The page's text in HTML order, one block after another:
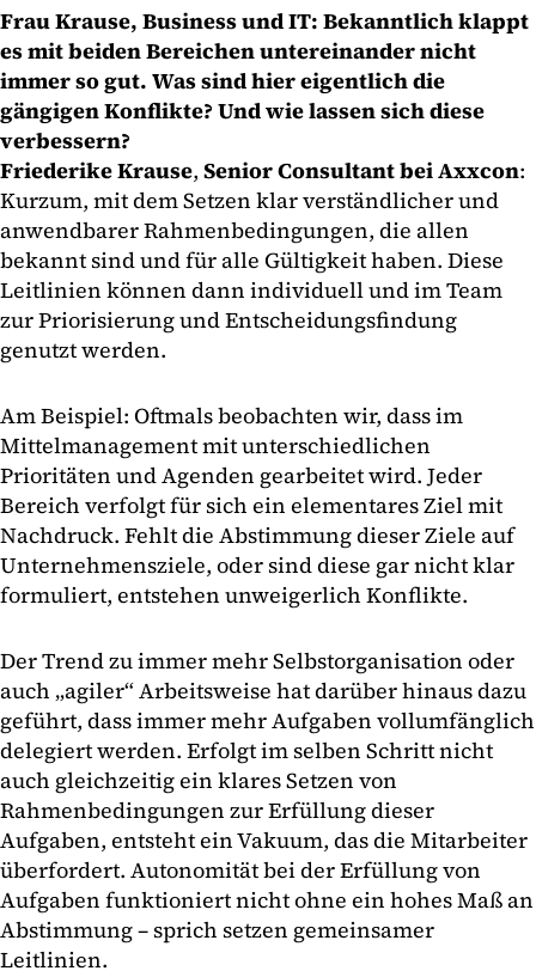
Frau Krause, Business und IT: Bekanntlich klappt
es mit beiden Bereichen untereinander nicht
immer so gut. Was sind hier eigentlich die
gängigen Konflikte? Und wie lassen sich diese
verbessern?
Friederike Krause, Senior Consultant bei Axxcon:
Kurzum, mit dem Setzen klar verständlicher und
anwendbarer Rahmenbedingungen, die allen
bekannt sind und für alle Gültigkeit haben. Diese
Leitlinien können dann individuell und im Team
zur Priorisierung und Entscheidungsfindung
genutzt werden.
Am Beispiel: Oftmals beobachten wir, dass im
Mittelmanagement mit unterschiedlichen
Prioritäten und Agenden gearbeitet wird. Jeder
Bereich verfolgt für sich ein elementares Ziel mit
Nachdruck. Fehlt die Abstimmung dieser Ziele auf
Unternehmensziele, oder sind diese gar nicht klar
formuliert, entstehen unweigerlich Konflikte.
Der Trend zu immer mehr Selbstorganisation oder
auch „agiler“ Arbeitsweise hat darüber hinaus dazu
geführt, dass immer mehr Aufgaben vollumfänglich
delegiert werden. Erfolgt im selben Schritt nicht
auch gleichzeitig ein klares Setzen von
Rahmenbedingungen zur Erfüllung dieser
Aufgaben, entsteht ein Vakuum, das die Mitarbeiter
überfordert. Autonomität bei der Erfüllung von
Aufgaben funktioniert nicht ohne ein hohes Maß an
Abstimmung – sprich setzen gemeinsamer
Leitlinien.